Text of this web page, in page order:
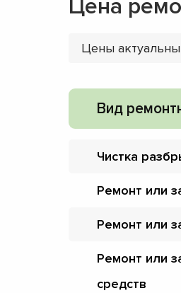
Цена
Цены актуальны
Вид
Чистка
Ремонт или
Ремонт или
Ремонт или
средств